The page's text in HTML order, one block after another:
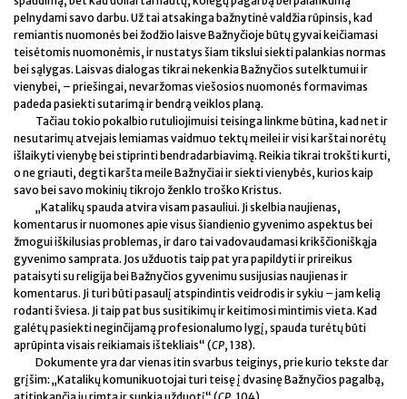
pelnydami savo darbu. Už tai atsakinga bažnytinė valdžia rūpinsis, kad
remiantis nuomonės bei žodžio laisve Bažnyčioje būtų gyvai keičiamasi
teisėtomis nuomonėmis, ir nustatys šiam tikslui siekti palankias normas
bei sąlygas. Laisvas dialogas tikrai nekenkia Bažnyčios sutelktumui ir
vienybei, – priešingai, nevaržomas viešosios nuomonės formavimas
padeda pasiekti sutarimą ir bendrą veiklos planą.
Tačiau tokio pokalbio rutuliojimuisi teisinga linkme būtina, kad net ir
nesutarimų atvejais lemiamas vaidmuo tektų meilei ir visi karštai norėtų
išlaikyti vienybę bei stiprinti bendradarbiavimą. Reikia tikrai trokšti kurti,
o ne griauti, degti karšta meile Bažnyčiai ir siekti vienybės, kurios kaip
savo bei savo mokinių tikrojo ženklo troško Kristus.
„Katalikų spauda atvira visam pasauliui. Ji skelbia naujienas,
komentarus ir nuomones apie visus šiandienio gyvenimo aspektus bei
žmogui iškilusias problemas, ir daro tai vadovaudamasi krikščioniškąja
gyvenimo samprata. Jos užduotis taip pat yra papildyti ir prireikus
pataisyti su religija bei Bažnyčios gyvenimu susijusias naujienas ir
komentarus. Ji turi būti pasaulį atspindintis veidrodis ir sykiu – jam kelią
rodanti šviesa. Ji taip pat bus susitikimų ir keitimosi mintimis vieta. Kad
galėtų pasiekti neginčijamą profesionalumo lygį, spauda turėtų būti
aprūpinta visais reikiamais ištekliais“ (CP, 138).
Dokumente yra dar vienas itin svarbus teiginys, prie kurio tekste dar
grįšim: „Katalikų komunikuotojai turi teisę į dvasinę Bažnyčios pagalbą,